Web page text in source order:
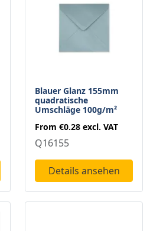
Blauer Glanz 155mm
quadratische
Umschläge 100g/m²
From €0.28 excl. VAT
Q16155
Details ansehen